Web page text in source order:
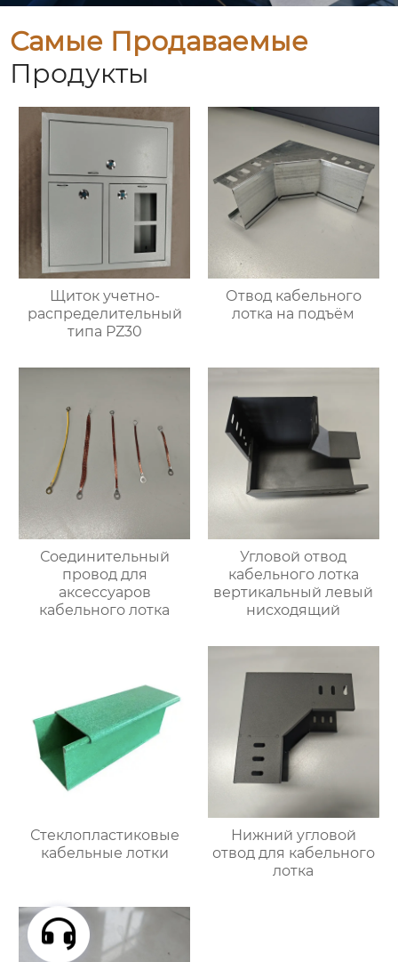
Самые Продаваемые
Продукты
Щиток учетно-
распределительный
типа PZ30
Отвод кабельного
лотка на подъём
Соединительный
провод для
аксессуаров
кабельного лотка
Угловой отвод
кабельного лотка
вертикальный левый
нисходящий
Стеклопластиковые
кабельные лотки
Нижний угловой
отвод для кабельного
лотка